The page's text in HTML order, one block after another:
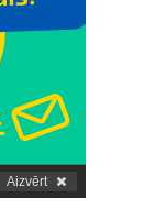
Aizvērt